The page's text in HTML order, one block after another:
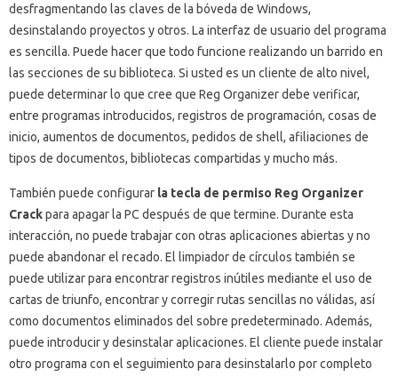
desfragmentando las claves de la bóveda de Windows,
desinstalando proyectos y otros. La interfaz de usuario del programa
es sencilla. Puede hacer que todo funcione realizando un barrido en
las secciones de su biblioteca. Si usted es un cliente de alto nivel,
puede determinar lo que cree que Reg Organizer debe verificar,
entre programas introducidos, registros de programación, cosas de
inicio, aumentos de documentos, pedidos de shell, afiliaciones de
tipos de documentos, bibliotecas compartidas y mucho más.
También puede configurar la tecla de permiso Reg Organizer
Crackpara apagar la PC después de que termine. Durante esta
interacción, no puede trabajar con otras aplicaciones abiertas y no
puede abandonar el recado. El limpiador de círculos también se
puede utilizar para encontrar registros inútiles mediante el uso de
cartas de triunfo, encontrar y corregir rutas sencillas no válidas, así
como documentos eliminados del sobre predeterminado. Además,
puede introducir y desinstalar aplicaciones. El cliente puede instalar
otro programa con el seguimiento para desinstalarlo por completo